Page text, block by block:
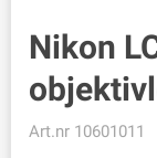
Nikon
Art.nr 10601011